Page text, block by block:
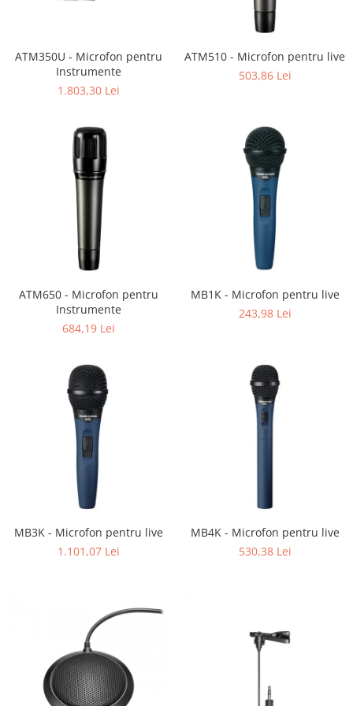
Mixere analogice
Monitorizare In-Ear
Stative pentru Boxe
ATM350U - Microfon pentru
Instrumente
1.803,30 Lei
ATM510 - Microfon pentru live
503,86 Lei
ATM650 - Microfon pentru
Instrumente
684,19 Lei
MB1K - Microfon pentru live
243,98 Lei
MB3K - Microfon pentru live
1.101,07 Lei
MB4K - Microfon pentru live
530,38 Lei